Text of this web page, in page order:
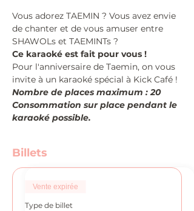
Vous adorez TAEMIN ? Vous avez envie
de chanter et de vous amuser entre
SHAWOLs et TAEMINTs ?
Ce karaoké est fait pour vous !
Pour l'anniversaire de Taemin, on vous
invite à un karaoké spécial à Kick Café !
Nombre de places maximum : 20
Consommation sur place pendant le
karaoké possible.
Billets
Vente expirée
Type de billet